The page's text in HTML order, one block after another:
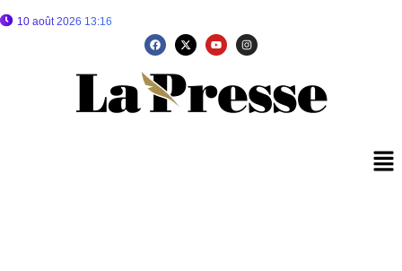
10 août 2026 13:16